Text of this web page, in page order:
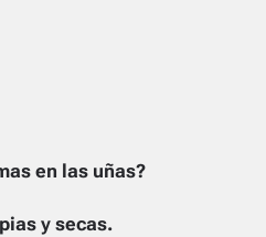
en las uñas?
y secas.